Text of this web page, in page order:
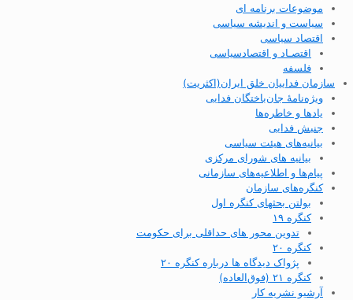
موضوعات برنامه ای
سیاست و اندیشه سیاسی
اقتصاد سیاسی
اقتصـاد و اقتصاد‌سیاسی
فلسفه
سازمان فداییان خلق ایران(اکثریت)
ویژه‌نامهٔ جان‌باختگان فدایی
یادها و خاطره‌ها
جنبش فدایی
بیانیه‌های هیئت سیاسی
بیانیه های شورای مرکزی
پیام‌ها و اطلاعیه‌های سازمانی
کنگره‌های سازمان
بولتن بحثهای کنگره اول
کنگره ۱۹
تدوین محور های حداقلی برای حکومت
کنگره ۲۰
پژواک دیدگاه ها درباره کنگره ۲۰
کنگره ۲۱ (فوق‌العاده)
آرشیو نشریه کار